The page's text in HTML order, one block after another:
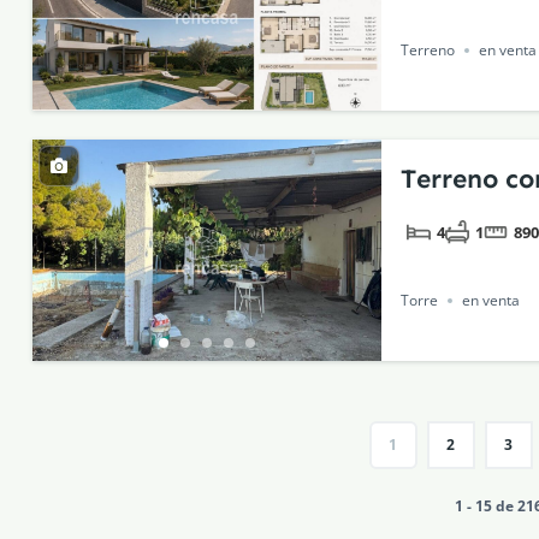
Terreno en venta
Terreno
4 1
Torre en venta
1 2 3
1 - 15 de